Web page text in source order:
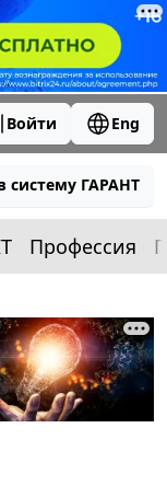
Войти Eng
систему ГАРАНТ
Профессия